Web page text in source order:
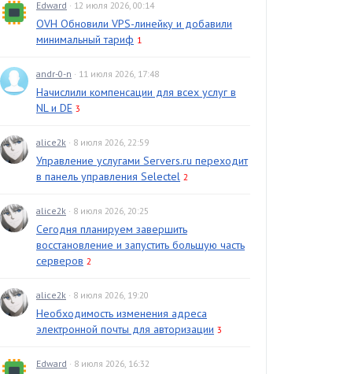
Edward · 12 июля 2026, 00:14
OVH Обновили VPS-линейку и добавили
минимальный тариф 1
andr-0-n · 11 июля 2026, 17:48
Начислили компенсации для всех услуг в
NL и DE 3
alice2k · 8 июля 2026, 22:59
Управление услугами Servers.ru переходит
в панель управления Selectel 2
alice2k · 8 июля 2026, 20:25
Сегодня планируем завершить
восстановление и запустить большую часть
серверов 2
alice2k · 8 июля 2026, 19:20
Необходимость изменения адреса
электронной почты для авторизации 3
Edward · 8 июля 2026, 16:32